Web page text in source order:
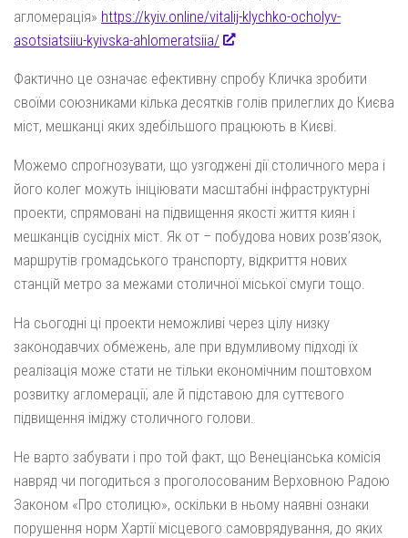
агломерація» https://kyiv.online/vitalij-klychko-ocholyv-
asotsiatsiiu-kyivska-ahlomeratsiia/
Фактично це означає ефективну спробу Кличка зробити
своїми союзниками кілька десятків голів прилеглих до Києва
міст, мешканці яких здебільшого працюють в Києві.
Можемо спрогнозувати, що узгоджені дії столичного мера і
його колег можуть ініціювати масштабні інфраструктурні
проекти, спрямовані на підвищення якості життя киян і
мешканців сусідніх міст. Як от – побудова нових розв’язок,
маршрутів громадського транспорту, відкриття нових
станцій метро за межами столичної міської смуги тощо.
На сьогодні ці проекти неможливі через цілу низку
законодавчих обмежень, але при вдумливому підході їх
реалізація може стати не тільки економічним поштовхом
розвитку агломерації, але й підставою для суттєвого
підвищення іміджу столичного голови.
Не варто забувати і про той факт, що Венеціанська комісія
навряд чи погодиться з проголосованим Верховною Радою
Законом «Про столицю», оскільки в ньому наявні ознаки
порушення норм Хартії місцевого самоврядування, до яких